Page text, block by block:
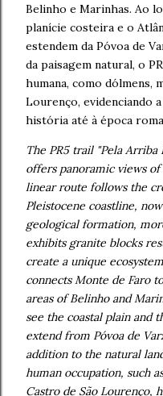
Belinho e Marinhas. Ao
planície costeira e o
estendem da Póvoa de
da paisagem natural, o
humana, como dólmens,
Lourenço, evidenciando
história até à época
The PR5 trail "Pela Arriba
offers panoramic views
linear route follows the
Pleistocene coastline,
geological formation,
exhibits granite blocks
create a unique
connects Monte de Faro
areas of Belinho and
see the coastal plain and
extend from Póvoa de
addition to the natural
human occupation, such
Castro de São Lourenço,